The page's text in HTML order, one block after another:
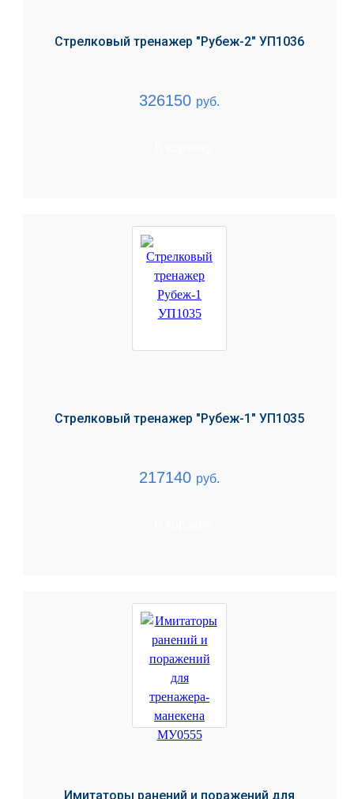
Стрелковый тренажер "Рубеж-2" УП1036
326150 руб.
Стрелковый тренажер "Рубеж-1" УП1035
217140 руб.
Имитаторы ранений и поражений для